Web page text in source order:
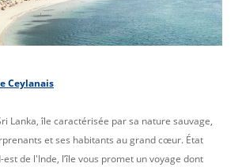
Ceylanais
Lanka, île caractérisée par sa nature sauvage,
et ses habitants au grand cœur. État
de l'Inde, l’île vous promet un voyage dont